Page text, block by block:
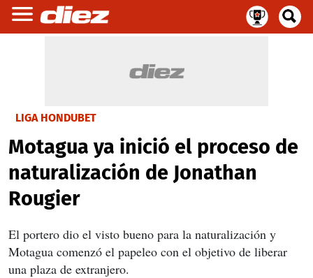
LIGA HONDUBET
Motagua ya inició el proceso de
naturalización de Jonathan
Rougier
El portero dio el visto bueno para la naturalización y
Motagua comenzó el papeleo con el objetivo de liberar
una plaza de extranjero.